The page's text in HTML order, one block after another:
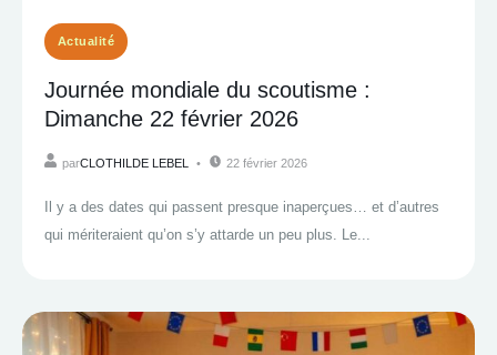
Actualité
Journée mondiale du scoutisme :
Dimanche 22 février 2026
parCLOTHILDE LEBEL 22 février 2026
Il y a des dates qui passent presque inaperçues… et d’autres
qui mériteraient qu’on s’y attarde un peu plus. Le...